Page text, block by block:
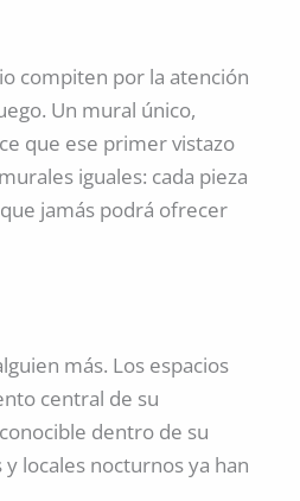
compiten por la atención
Un mural único,
que ese primer vistazo
iguales: cada pieza
jamás podrá ofrecer
más. Los espacios
central de su
dentro de su
locales nocturnos ya han